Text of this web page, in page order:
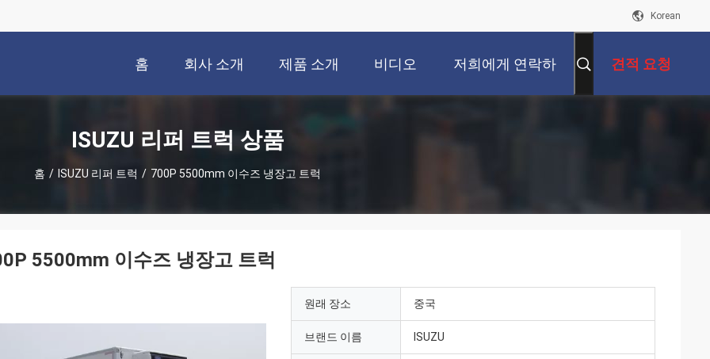
Korean
홈 회사 소개 제품 소개 비디오 저희에게 연락하 견적 요청
ISUZU 리퍼 트럭 상품
홈 / ISUZU 리퍼 트럭 / 700P 5500mm 이수즈 냉장고 트럭
5500mm 이수즈 냉장고 트럭
원래 장소 중국
브랜드 이름 ISUZU